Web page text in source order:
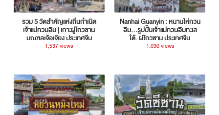
รวม 5 วัดสำคัญแห่งถิ่นกำเนิด
เจ้าแม่กวนอิม | เกาะผู่โถวซาน
มณฑลเจ้อเจียง ประเทศจีน
1,537 views
Nanhai Guanyin : หนานไห่กวน
อิม...รูปปั้นเจ้าแม่กวนอิมทะเล
ใต้, ผู่โถวซาน ประเทศจีน
1,030 views